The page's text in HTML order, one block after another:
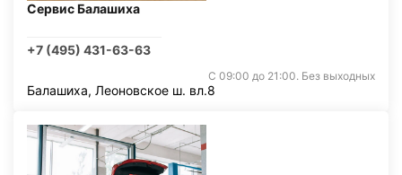
Сервис Балашиха
+7 (495) 431-63-63
С 09:00 до 21:00. Без выходных
Балашиха, Леоновское ш. вл.8